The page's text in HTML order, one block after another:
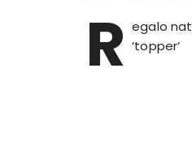
R egalo
‘topper’